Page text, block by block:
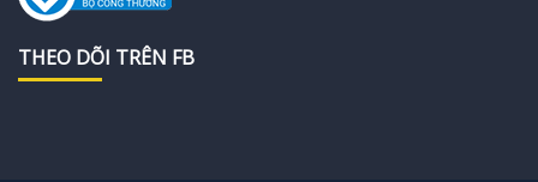
THEO DÕI TRÊN FB